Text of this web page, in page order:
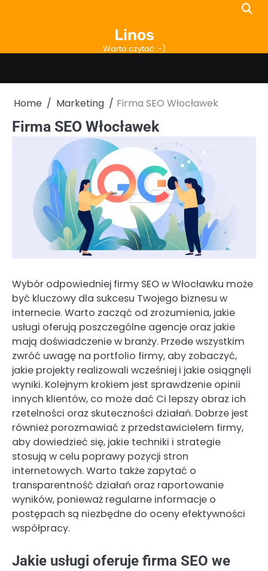
Linos
Warto czytać :-)
Home Marketing Firma SEO Włocławek
Firma SEO Włocławek
Wybór odpowiedniej firmy SEO w Włocławku może
być kluczowy dla sukcesu Twojego biznesu w
internecie. Warto zacząć od zrozumienia, jakie
usługi oferują poszczególne agencje oraz jakie
mają doświadczenie w branży. Przede wszystkim
zwróć uwagę na portfolio firmy, aby zobaczyć,
jakie projekty realizowali wcześniej i jakie osiągnęli
wyniki. Kolejnym krokiem jest sprawdzenie opinii
innych klientów, co może dać Ci lepszy obraz ich
rzetelności oraz skuteczności działań. Dobrze jest
również porozmawiać z przedstawicielem firmy,
aby dowiedzieć się, jakie techniki i strategie
stosują w celu poprawy pozycji stron
internetowych. Warto także zapytać o
transparentność działań oraz raportowanie
wyników, ponieważ regularne informacje o
postępach są niezbędne do oceny efektywności
współpracy.
Jakie usługi oferuje firma SEO we